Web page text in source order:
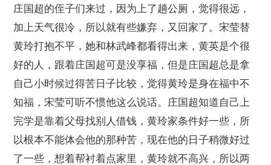
庄国超的侄子们来过，因为上了趟公厕，觉得很远，
加上天气很冷，所以就有些嫌弃，又回家了。宋莹替
黄玲打抱不平，她和林武峰都看得出来，黄英是个很
好的人，跟着庄国超可是没享福，但是庄国超总是拿
自己小时候过得苦日子比较，觉得黄玲是身在福中不
知福，宋莹可听不惯他这么说话。庄国超知道自己上
完学是靠着父母找别人借钱，黄玲家条件好一些，所
以根本不能体会他的那种苦，现在他的日子稍微好过
了一些，想着帮衬着点家里，黄玲就不高兴，所以两